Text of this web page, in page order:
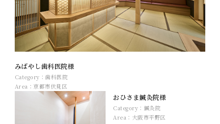
みばやし歯科医院様
Category：歯科医院
Area：京都市伏見区
おひさま鍼灸院様
Category： 鍼灸院
Area： 大阪市平野区